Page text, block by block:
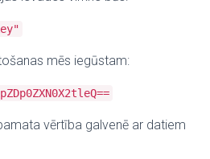
mēs iegūstam:
vērtība galvenē ar datiem